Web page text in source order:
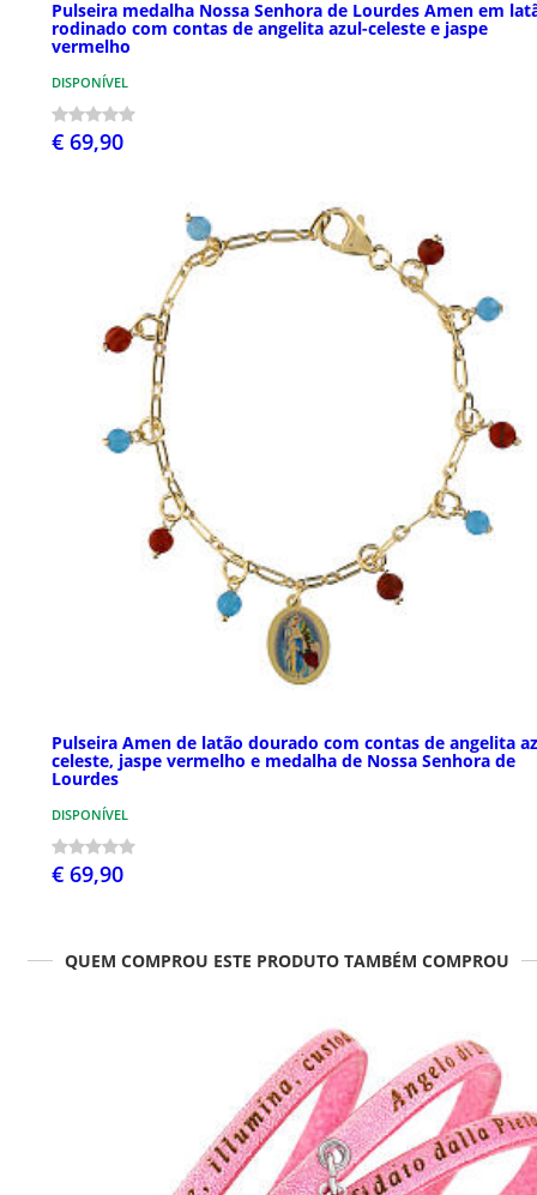
Pulseira medalha Nossa Senhora de Lourdes Amen em
rodinado com contas de angelita azul-celeste e jaspe
vermelho
DISPONÍVEL
€ 69,90
Pulseira Amen de latão dourado com contas de angelita
celeste, jaspe vermelho e medalha de Nossa Senhora de
Lourdes
DISPONÍVEL
€ 69,90
QUEM COMPROU ESTE PRODUTO TAMBÉM COMPROU